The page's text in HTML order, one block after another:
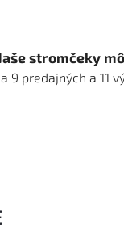
stromčeky
9 predajných a 11